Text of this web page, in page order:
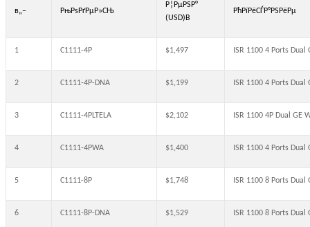
в„– РњРѕРґРµР»СЊ
Р¦РµРЅР°
(USD)В
РћРїРёСЃР°РЅРёРµ
1 C1111-4P $1,497 ISR 1100 4 Ports
2 C1111-4P-DNA $1,199 ISR 1100 4 Ports
3 C1111-4PLTELA $2,102 ISR 1100 4P Dual GE
4 C1111-4PWA $1,400 ISR 1100 4 Ports
5 C1111-8P $1,748 ISR 1100 8 Ports
6 C1111-8P-DNA $1,529 ISR 1100 8 Ports